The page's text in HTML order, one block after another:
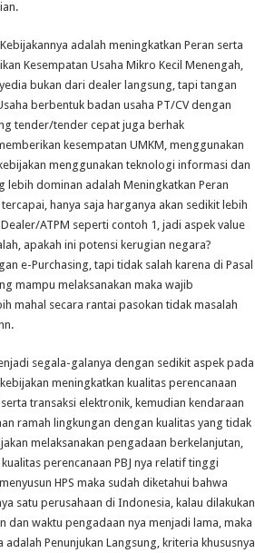
adalah meningkatkan Peran serta
Kesempatan Usaha Mikro Kecil Menengah,
bukan dari dealer langsung, tapi tangan
berbentuk badan usaha PT/CV dengan
tender/tender cepat juga berhak
kesempatan UMKM, menggunakan
menggunakan teknologi informasi dan
lebih dominan adalah Meningkatkan Peran
hanya saja harganya akan sedikit lebih
ATPM seperti contoh 1, jadi aspek value
apakah ini potensi kerugian negara?
e-Purchasing, tapi tidak salah karena di Pasal
mampu melaksanakan maka wajib
mahal secara rantai pasokan tidak masalah
segala-galanya dengan sedikit aspek pada
meningkatkan kualitas perencanaan
transaksi elektronik, kemudian kendaraan
ramah lingkungan dengan kualitas yang tidak
melaksanakan pengadaan berkelanjutan,
perencanaan PBJ nya relatif tinggi
HPS maka sudah diketahui bahwa
satu perusahaan di Indonesia, kalau dilakukan
dan waktu pengadaan nya menjadi lama, maka
Penunjukan Langsung, kriteria khususnya